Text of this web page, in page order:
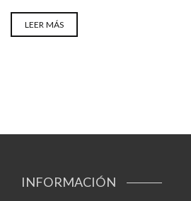
LEER MÁS
INFORMACIÓN